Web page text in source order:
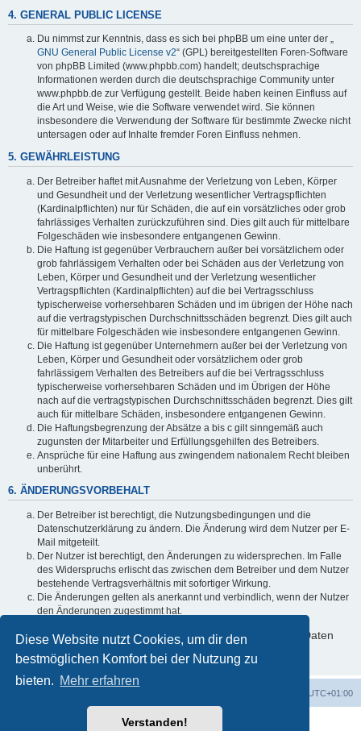
Diese Website nutzt Cookies, um dir den
bestmöglichen Komfort bei der Nutzung zu
bieten. Mehr erfahren
Verstanden!
4. GENERAL PUBLIC LICENSE
Du nimmst zur Kenntnis, dass es sich bei phpBB um eine unter der „
GNU General Public License v2“ (GPL) bereitgestellten Foren-Software
von phpBB Limited (www.phpbb.com) handelt; deutschsprachige
Informationen werden durch die deutschsprachige Community unter
www.phpbb.de zur Verfügung gestellt. Beide haben keinen Einfluss auf
die Art und Weise, wie die Software verwendet wird. Sie können
insbesondere die Verwendung der Software für bestimmte Zwecke nicht
untersagen oder auf Inhalte fremder Foren Einfluss nehmen.
5. GEWÄHRLEISTUNG
Der Betreiber haftet mit Ausnahme der Verletzung von Leben, Körper
und Gesundheit und der Verletzung wesentlicher Vertragspflichten
(Kardinalpflichten) nur für Schäden, die auf ein vorsätzliches oder grob
fahrlässiges Verhalten zurückzuführen sind. Dies gilt auch für mittelbare
Folgeschäden wie insbesondere entgangenen Gewinn.
Die Haftung ist gegenüber Verbrauchern außer bei vorsätzlichem oder
grob fahrlässigem Verhalten oder bei Schäden aus der Verletzung von
Leben, Körper und Gesundheit und der Verletzung wesentlicher
Vertragspflichten (Kardinalpflichten) auf die bei Vertragsschluss
typischerweise vorhersehbaren Schäden und im übrigen der Höhe nach
auf die vertragstypischen Durchschnittsschäden begrenzt. Dies gilt auch
für mittelbare Folgeschäden wie insbesondere entgangenen Gewinn.
Die Haftung ist gegenüber Unternehmern außer bei der Verletzung von
Leben, Körper und Gesundheit oder vorsätzlichem oder grob
fahrlässigem Verhalten des Betreibers auf die bei Vertragsschluss
typischerweise vorhersehbaren Schäden und im Übrigen der Höhe
nach auf die vertragstypischen Durchschnittsschäden begrenzt. Dies gilt
auch für mittelbare Schäden, insbesondere entgangenen Gewinn.
Die Haftungsbegrenzung der Absätze a bis c gilt sinngemäß auch
zugunsten der Mitarbeiter und Erfüllungsgehilfen des Betreibers.
Ansprüche für eine Haftung aus zwingendem nationalem Recht bleiben
unberührt.
6. ÄNDERUNGSVORBEHALT
Der Betreiber ist berechtigt, die Nutzungsbedingungen und die
Datenschutzerklärung zu ändern. Die Änderung wird dem Nutzer per E-
Mail mitgeteilt.
Der Nutzer ist berechtigt, den Änderungen zu widersprechen. Im Falle
des Widerspruchs erlischt das zwischen dem Betreiber und dem Nutzer
bestehende Vertragsverhältnis mit sofortiger Wirkung.
Die Änderungen gelten als anerkannt und verbindlich, wenn der Nutzer
den Änderungen zugestimmt hat.
Informationen über den Umgang mit deinen persönlichen Daten
sind in der Datenschutzerklärung enthalten.
UTC+01:00
Powered byphpBB® Forum Software © phpBB Limited